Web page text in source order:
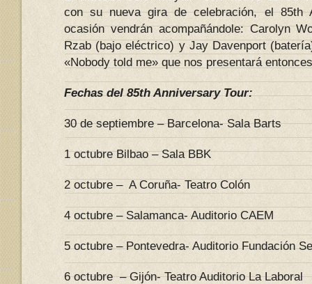
con su nueva gira de celebración, el 85th
ocasión vendrán acompañándole: Carolyn
Rzab (bajo eléctrico) y Jay Davenport
«Nobody told me» que nos presentará
Fechas del 85th Anniversary Tour:
30 de septiembre – Barcelona- Sala Barts
1 octubre Bilbao – Sala BBK
2 octubre – A Coruña- Teatro Colón
4 octubre – Salamanca- Auditorio CAEM
5 octubre – Pontevedra- Auditorio Fundación
6 octubre – Gijón- Teatro Auditorio La Laboral